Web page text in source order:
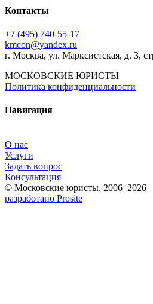
Контакты
+7 (495) 740‑55‑17
kmcon@yandex.ru
г. Москва, ул. Марксистская, д. 3,
МОСКОВСКИЕ ЮРИСТЫ
Политика конфиденциальности
Навигация
О нас
Услуги
Задать вопрос
Консультация
© Московские юристы. 2006–2026
разработано Prosite